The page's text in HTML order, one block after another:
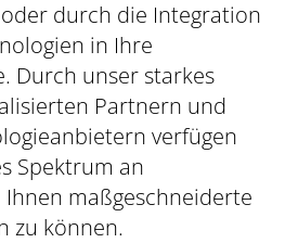
durch die Integration
in Ihre
Durch unser starkes
Partnern und
verfügen
Spektrum an
maßgeschneiderte
zu können.